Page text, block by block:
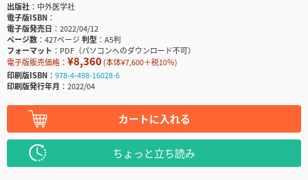
出版社
中外医学社
電子版ISBN
電子版発売日
2022/04/12
ページ数
427ページ判型
A5判
フォーマット
PDF（パソコンへのダウンロード不可）
電子版販売価格： ¥8,360(本体¥7,600＋税10％)
印刷版ISBN
978-4-498-16028-6
印刷版発行年月
2022/04
カートに入れる
ちょっと立ち読み